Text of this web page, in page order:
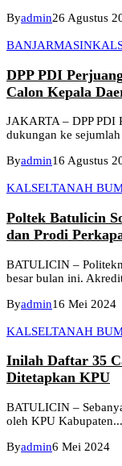
Byadmin26 Agustus
BANJARMASIN
DPP PDI
Calon Kepala
JAKARTA – DPP PDI
dukungan ke
Byadmin16 Agustus
KALSELTANAH
Poltek Batulicin
dan Prodi
BATULICIN –
besar bulan ini.
Byadmin16 Mei 2024
KALSELTANAH
Inilah Daftar 35
Ditetapkan KPU
BATULICIN –
oleh KPU Kabupaten...
Byadmin6 Mei 2024